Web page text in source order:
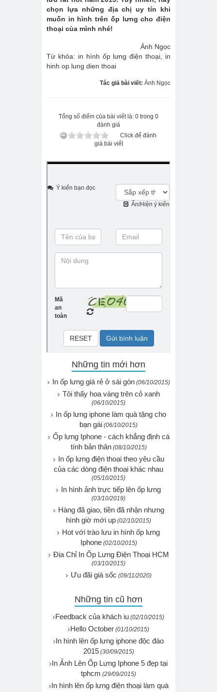
chọn lựa những địa chị uy tín khi
muốn in hình trên ốp lưng cho điện
thoại của mình nhé!
Ánh Ngọc
Từ khóa: in hình ốp lưng điện thoại, in
hinh op lung dien thoai
Tác giả bài viết: Ánh Ngọc
Tổng số điểm của bài viết là: 0 trong 0
đánh giá
Click để đánh
giá bài viết
Những tin mới hơn
In ốp lưng giá rẻ ở sài gòn (06/10/2015)
Tôi thấy hoa vàng trên cỏ xanh
(06/10/2015)
In ốp lưng iphone làm quà tặng cho
bạn gái (06/10/2015)
Ốp lưng Iphone - cách khẳng định cá
tính bản thân (08/10/2015)
In ốp lưng điện thoại theo yêu cầu
của các dòng điện thoại khác nhau
(05/10/2015)
In hình ảnh trực tiếp lên ốp lưng
(03/10/2019)
Hàng đã giao, tiền đã nhận nhưng
hình giờ mới up (02/10/2015)
Hot với trào lưu in hình ốp lưng
Iphone (02/10/2015)
Địa Chỉ In Ốp Lưng Điện Thoại HCM
(03/10/2015)
Ưu đãi giá sốc (09/11/2020)
Những tin cũ hơn
Feedback của khách iu (02/10/2015)
Hello October (01/10/2015)
In hình lên ốp lưng iphone độc đáo
2015 (30/09/2015)
In Ảnh Lên Ốp Lưng Iphone 5 đẹp tại
tphcm (29/09/2015)
In hình lên ốp lưng điện thoại làm quà